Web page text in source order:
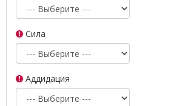
Сила
Аддидация